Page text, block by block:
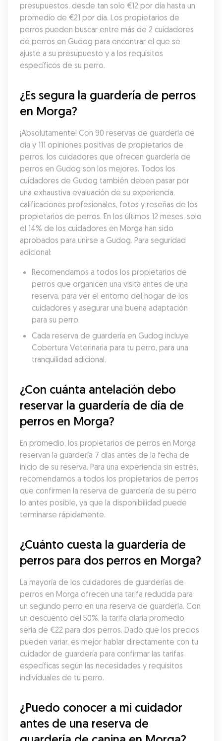
presupuestos, desde tan solo €12 por día hasta un
promedio de €21 por día. Los propietarios de
perros pueden buscar entre más de 2 cuidadores
de perros en Gudog para encontrar el que se
ajuste a su presupuesto y a los requisitos
específicos de su perro.
¿Es segura la guardería de perros
en Morga?
¡Absolutamente! Con 90 reservas de guardería de
día y 111 opiniones positivas de propietarios de
perros, los cuidadores que ofrecen guardería de
perros en Gudog son los mejores. Todos los
cuidadores de Gudog también deben pasar por
una exhaustiva evaluación de su experiencia,
calificaciones profesionales, fotos y reseñas de los
propietarios de perros. En los últimos 12 meses, solo
el 14% de los cuidadores en Morga han sido
aprobados para unirse a Gudog. Para seguridad
adicional:
Recomendamos a todos los propietarios de
perros que organicen una visita antes de una
reserva, para ver el entorno del hogar de los
cuidadores y asegurar una buena adaptación
para su perro.
Cada reserva de guardería en Gudog incluye
Cobertura Veterinaria para tu perro, para una
tranquilidad adicional.
¿Con cuánta antelación debo
reservar la guardería de día de
perros en Morga?
En promedio, los propietarios de perros en Morga
reservan la guardería 7 días antes de la fecha de
inicio de su reserva. Para una experiencia sin estrés,
recomendamos a todos los propietarios de perros
que confirmen la reserva de guardería de su perro
lo antes posible, ya que la disponibilidad puede
terminarse rápidamente.
¿Cuánto cuesta la guardería de
perros para dos perros en Morga?
La mayoría de los cuidadores de guarderías de
perros en Morga ofrecen una tarifa reducida para
un segundo perro en una reserva de guardería. Con
un descuento del 50%, la tarifa diaria promedio
sería de €22 para dos perros. Dado que los precios
pueden variar, es mejor hablar directamente con tu
cuidador de guardería para confirmar las tarifas
específicas según las necesidades y requisitos
individuales de tu perro.
¿Puedo conocer a mi cuidador
antes de una reserva de